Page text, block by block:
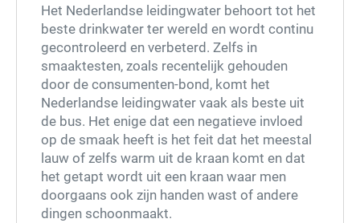
Het Nederlandse leidingwater behoort tot het
beste drinkwater ter wereld en wordt continu
gecontroleerd en verbeterd. Zelfs in
smaaktesten, zoals recentelijk gehouden
door de consumenten-bond, komt het
Nederlandse leidingwater vaak als beste uit
de bus. Het enige dat een negatieve invloed
op de smaak heeft is het feit dat het meestal
lauw of zelfs warm uit de kraan komt en dat
het getapt wordt uit een kraan waar men
doorgaans ook zijn handen wast of andere
dingen schoonmaakt.